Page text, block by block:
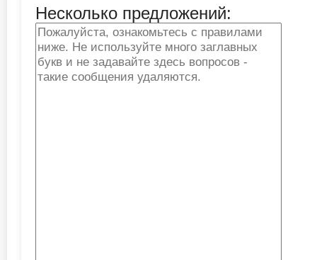
Несколько предложений: